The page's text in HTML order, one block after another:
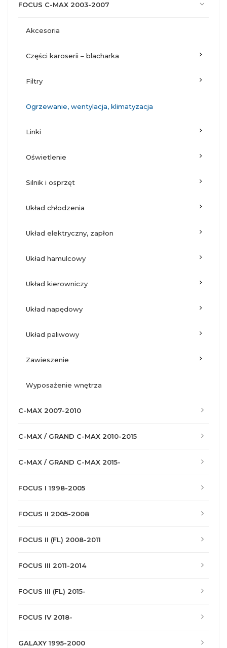
FOCUS C-MAX 2003-2007
akcesoria
części karoserii – blacharka
filtry
ogrzewanie, wentylacja, klimatyzacja
linki
oświetlenie
silnik i osprzęt
układ chłodzenia
układ elektryczny, zapłon
układ hamulcowy
układ kierowniczy
układ napędowy
układ paliwowy
zawieszenie
wyposażenie wnętrza
C-MAX 2007-2010
C-MAX / GRAND C-MAX 2010-2015
C-MAX / GRAND C-MAX 2015-
FOCUS I 1998-2005
FOCUS II 2005-2008
FOCUS II (FL) 2008-2011
FOCUS III 2011-2014
FOCUS III (FL) 2015-
FOCUS IV 2018-
GALAXY 1995-2000